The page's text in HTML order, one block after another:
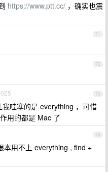
https://www.ptt.cc/ ，确实也震
71
72
73
哇塞的是 everything ，可惜
用的都是 Mac 了
74
本用不上 everything , find +